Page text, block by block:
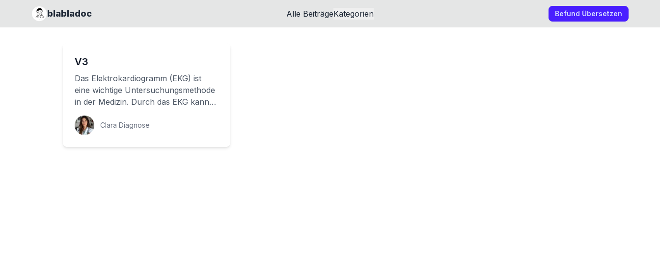
blabladoc Alle BeiträgeKategorien Befund Übersetzen
V3
Das Elektrokardiogramm (EKG) ist
eine wichtige Untersuchungsmethode
in der Medizin. Durch das EKG kann
Ihr Arzt das Herzgeschehen
überwachen und wicht...
Clara Diagnose